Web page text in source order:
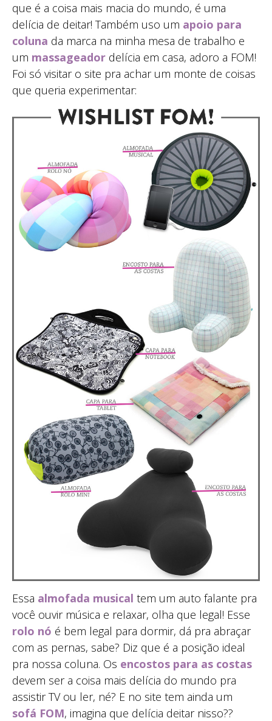
que é a coisa mais macia do mundo, é uma
delícia de deitar! Também uso um apoio para
coluna da marca na minha mesa de trabalho e
um massageador delícia em casa, adoro a FOM!
Foi só visitar o site pra achar um monte de coisas
que queria experimentar:
Essa almofada musical tem um auto falante pra
você ouvir música e relaxar, olha que legal! Esse
rolo nó é bem legal para dormir, dá pra abraçar
com as pernas, sabe? Diz que é a posição ideal
pra nossa coluna. Os encostos para as costas
devem ser a coisa mais delícia do mundo pra
assistir TV ou ler, né? E no site tem ainda um
sofá FOM, imagina que delícia deitar nisso??